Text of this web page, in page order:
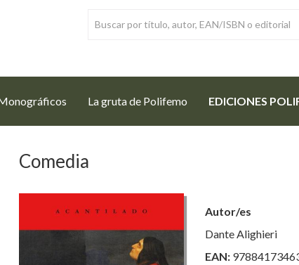
La gruta de Polifemo EDICIONES
Comedia
Autor/es
Dante Alighieri
EAN: